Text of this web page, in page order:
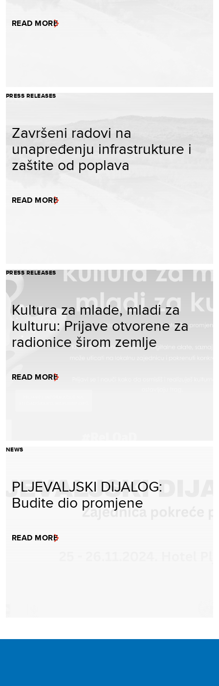
READ MORE
PRESS RELEASES
Završeni radovi na
unapređenju infrastrukture i
zaštite od poplava
READ MORE
PRESS RELEASES
Kultura za mlade, mladi za
kulturu: Prijave otvorene za
radionice širom zemlje
READ MORE
NEWS
PLJEVALJSKI DIJALOG:
Budite dio promjene
READ MORE